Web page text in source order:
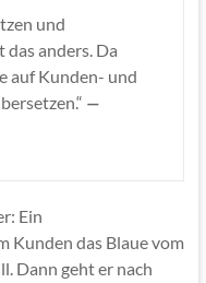
und
das anders. Da
auf Kunden- und
—
Ein
Kunden das Blaue vom
Dann geht er nach